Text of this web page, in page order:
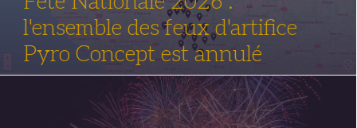
l'ensemble des feux d'artifice
Pyro Concept est annulé